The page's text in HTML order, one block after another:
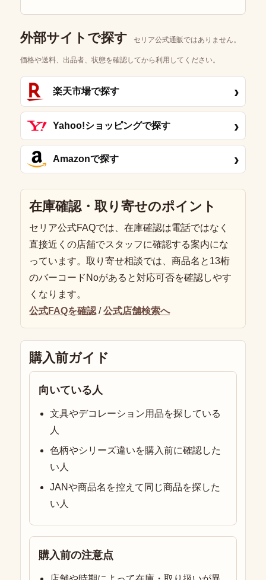
外部サイトで探す セリア公式通販ではありません。
価格や送料、出品者、状態を確認してから利用してください。
楽天市場で探す ›
Yahoo!ショッピングで探す ›
Amazonで探す ›
在庫確認・取り寄せのポイント
セリア公式FAQでは、在庫確認は電話ではなく
直接近くの店舗でスタッフに確認する案内にな
っています。取り寄せ相談では、商品名と13桁
のバーコードNoがあると対応可否を確認しやす
くなります。
公式FAQを確認 /公式店舗検索へ
購入前ガイド
向いている人
文具やデコレーション用品を探している
人
色柄やシリーズ違いを購入前に確認した
い人
JANや商品名を控えて同じ商品を探した
い人
購入前の注意点